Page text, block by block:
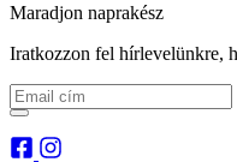
Maradjon naprakész
Iratkozzon fel hírlevelünkre,